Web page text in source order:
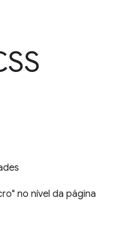
no nível da página